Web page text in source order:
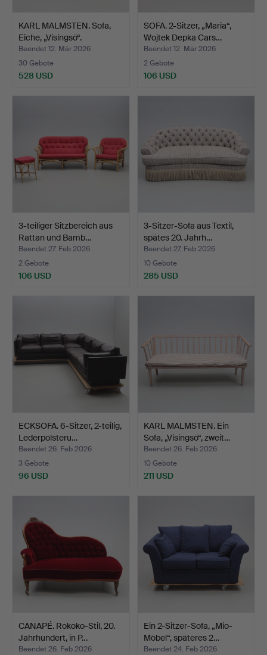
KARL MALMSTEN. Sofa,
Eiche, „Visingsö“.
Beendet 12. Mär 2026
30 Gebote
528 USD
SOFA. 2-Sitzer, „Maria“,
Wojtek Depka Cars…
Beendet 12. Mär 2026
2 Gebote
106 USD
3-teiliger Sitzbereich aus
Rattan und Bamb…
Beendet 27. Feb 2026
2 Gebote
106 USD
3-Sitzer-Sofa aus Textil,
spätes 20. Jahrh…
Beendet 27. Feb 2026
10 Gebote
285 USD
ECKSOFA. 6-Sitzer, 2-teilig,
Lederpolsteru…
Beendet 26. Feb 2026
3 Gebote
96 USD
KARL MALMSTEN. Ein
Sofa, „Visingsö“, zweit…
Beendet 26. Feb 2026
10 Gebote
211 USD
CANAPÉ. Rokoko-Stil, 20.
Jahrhundert, in P…
Beendet 26. Feb 2026
Ein 2-Sitzer-Sofa, „Mio-
Möbel“, späteres 2…
Beendet 24. Feb 2026